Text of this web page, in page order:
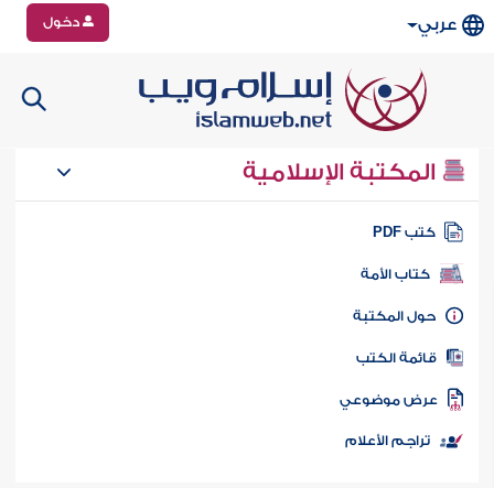
عربي دخول
المكتبة الإسلامية
كتب PDF
كتاب الأمة
المكتبة
الكتب
موضوعي